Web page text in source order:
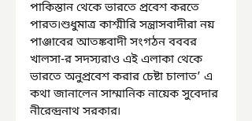
পাকিস্তান থেকে ভারতে প্রবেশ করতে
পারত৷শুধুমাত্র কাশ্মীরি সন্ত্রাসবাদীরা নয়
পাঞ্জাবের আতঙ্কবাদী সংগঠন বববর
খালসা-র সদস্যরাও এই এলাকা থেকে
ভারতে অনুপ্রবেশ করার চেষ্টা চালাত’ এ
কথা জানালেন সাম্মানিক নায়েক সুবেদার
নীরেন্দ্রনাথ সরকার৷